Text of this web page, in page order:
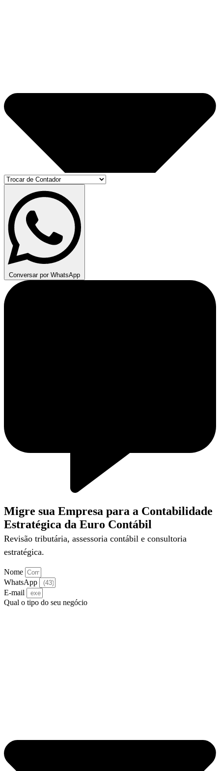
Conversar por WhatsApp
Migre sua Empresa para a Contabilidade
Estratégica da Euro Contábil
Revisão tributária, assessoria contábil e consultoria
estratégica.
Nome
WhatsApp
E-mail
Qual o tipo do seu negócio